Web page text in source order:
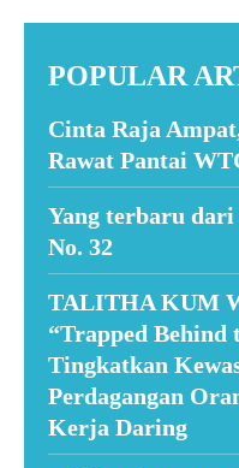
POPULAR
Cinta Raja
Rawat Pantai
Yang terbaru
No. 32
TALITHA KUM
“Trapped Behind
Tingkatkan
Perdagangan
Kerja Daring